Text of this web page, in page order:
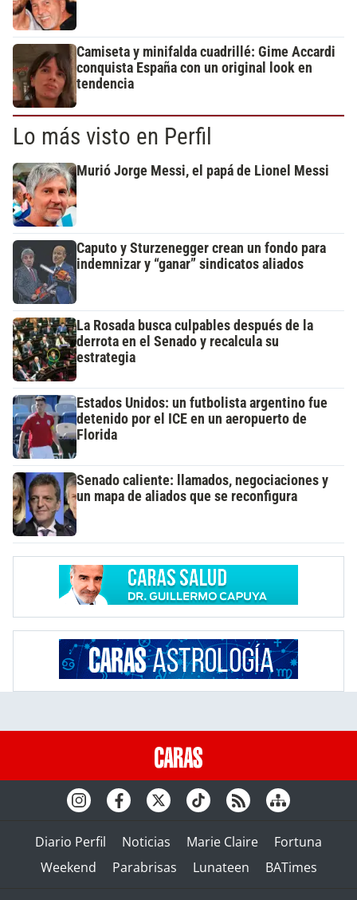
Camiseta y minifalda cuadrillé: Gime Accardi
conquista España con un original look en
tendencia
Lo más visto en Perfil
Murió Jorge Messi, el papá de Lionel Messi
Caputo y Sturzenegger crean un fondo para
indemnizar y “ganar” sindicatos aliados
La Rosada busca culpables después de la
derrota en el Senado y recalcula su
estrategia
Estados Unidos: un futbolista argentino fue
detenido por el ICE en un aeropuerto de
Florida
Senado caliente: llamados, negociaciones y
un mapa de aliados que se reconfigura
Diario Perfil Noticias Marie Claire
Fortuna
Weekend
Parabrisas Lunateen BATimes